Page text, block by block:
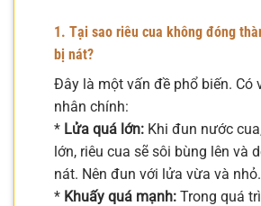
1. Tại sao riêu cua không đóng
bị nát?
Đây là một vấn đề phổ biến. Có
nhân chính:
* Lửa quá lớn: Khi đun nước
lớn, riêu cua sẽ sôi bùng lên và
nát. Nên đun với lửa vừa và nhỏ.
* Khuấy quá mạnh: Trong quá